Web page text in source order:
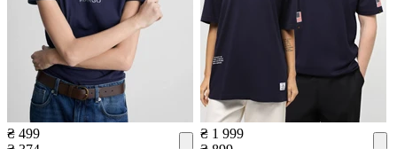
₴ 499
₴ 1 999